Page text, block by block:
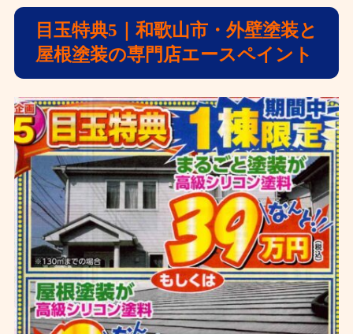
目玉特典5｜和歌山市・外壁塗装と
屋根塗装の専門店エースペイント